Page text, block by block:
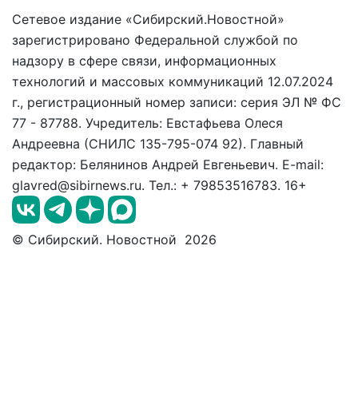
Сетевое издание «Сибирский.Новостной»
зарегистрировано Федеральной службой по
надзору в сфере связи, информационных
технологий и массовых коммуникаций 12.07.2024
г., регистрационный номер записи: серия ЭЛ № ФС
77 - 87788. Учредитель: Евстафьева Олеся
Андреевна (СНИЛС 135-795-074 92). Главный
редактор: Белянинов Андрей Евгеньевич. E-mail:
glavred@sibirnews.ru. Тел.: + 79853516783. 16+
© Сибирский. Новостной 2026